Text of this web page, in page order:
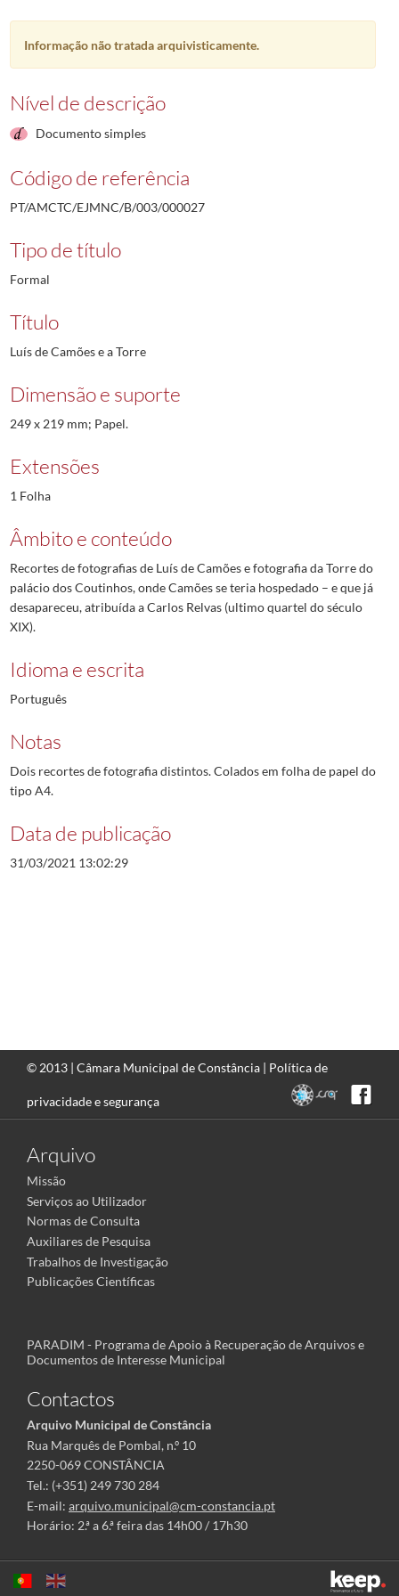
Informação não tratada arquivisticamente.
Nível de descrição
Documento simples
Código de referência
PT/AMCTC/EJMNC/B/003/000027
Tipo de título
Formal
Título
Luís de Camões e a Torre
Dimensão e suporte
249 x 219 mm; Papel.
Extensões
1 Folha
Âmbito e conteúdo
Recortes de fotografias de Luís de Camões e fotografia da Torre do
palácio dos Coutinhos, onde Camões se teria hospedado – e que já
desapareceu, atribuída a Carlos Relvas (ultimo quartel do século
XIX).
Idioma e escrita
Português
Notas
Dois recortes de fotografia distintos. Colados em folha de papel do
tipo A4.
Data de publicação
31/03/2021 13:02:29
© 2013 | Câmara Municipal de Constância | Política de
privacidade e segurança
Arquivo
Missão
Serviços ao Utilizador
Normas de Consulta
Auxiliares de Pesquisa
Trabalhos de Investigação
Publicações Científicas
PARADIM - Programa de Apoio à Recuperação de Arquivos e
Documentos de Interesse Municipal
Contactos
Arquivo Municipal de Constância
Rua Marquês de Pombal, n.º 10
2250-069 CONSTÂNCIA
Tel.: (+351) 249 730 284
E-mail: arquivo.municipal@cm-constancia.pt
Horário: 2.ª a 6.ª feira das 14h00 / 17h30